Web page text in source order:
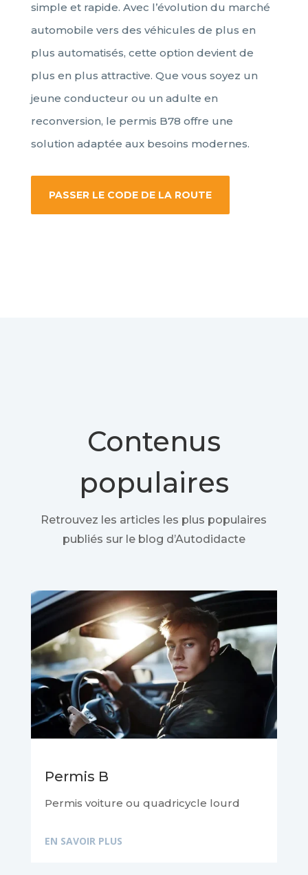
simple et rapide. Avec l’évolution du marché
automobile vers des véhicules de plus en
plus automatisés, cette option devient de
plus en plus attractive. Que vous soyez un
jeune conducteur ou un adulte en
reconversion, le permis B78 offre une
solution adaptée aux besoins modernes.
PASSER LE CODE DE LA ROUTE
Contenus
populaires
Retrouvez les articles les plus populaires
publiés sur le blog d’Autodidacte
Permis B
Permis voiture ou quadricycle lourd
EN SAVOIR PLUS